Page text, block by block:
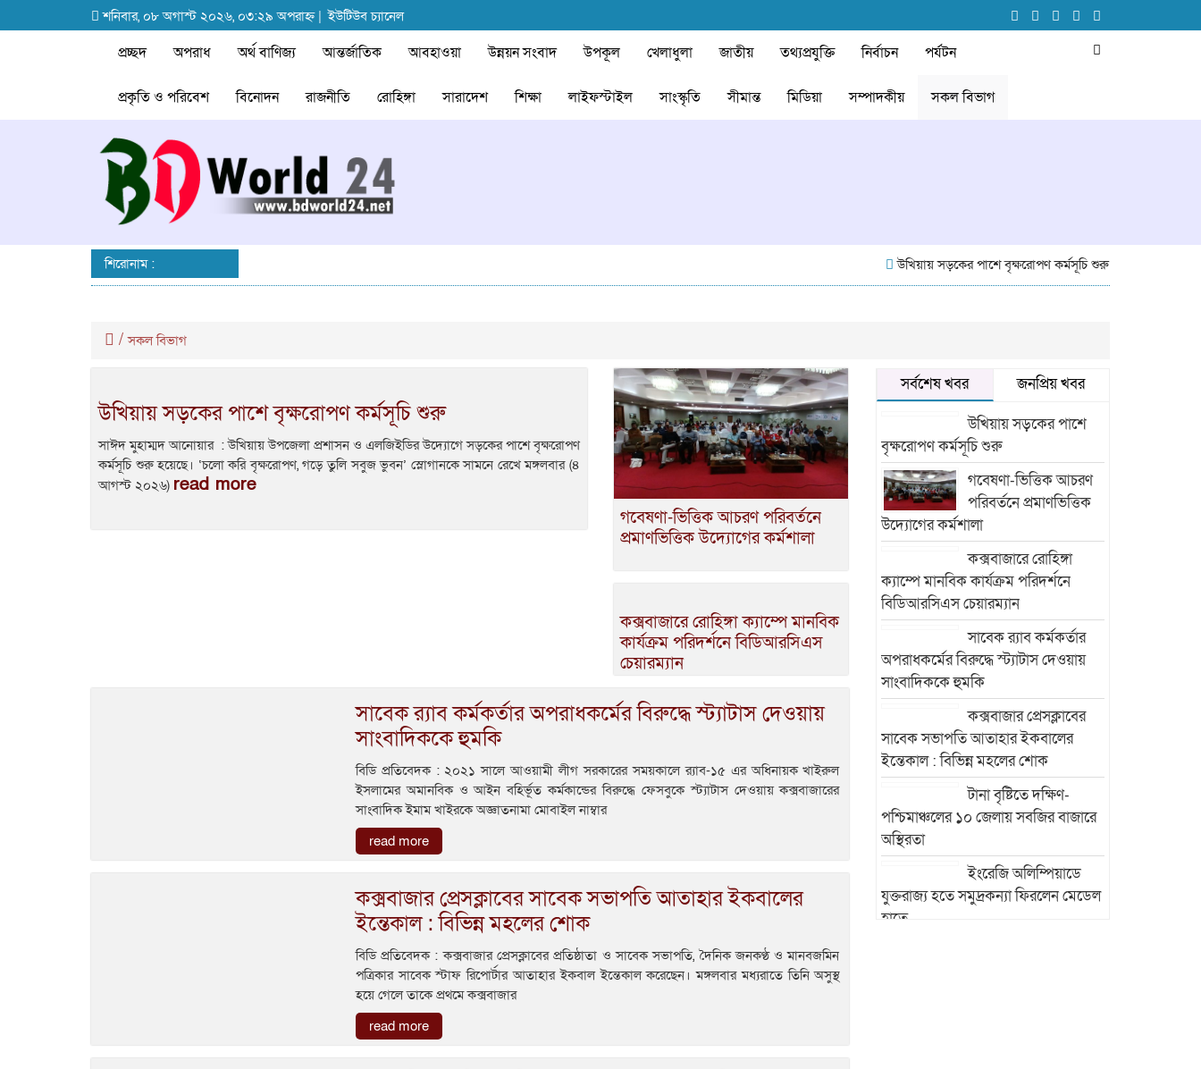
শনিবার, ০৮ অগাস্ট ২০২৬, ০৩:২৯ অপরাহ্ন | ইউটিউব চ্যানেল
প্রচ্ছদ অপরাধ অর্থ বাণিজ্য আন্তর্জাতিক আবহাওয়া উন্নয়ন সংবাদ উপকূল খেলাধুলা জাতীয় তথ্যপ্রযুক্তি নির্বাচন পর্যটন
প্রকৃতি ও পরিবেশ বিনোদন রাজনীতি রোহিঙ্গা সারাদেশ শিক্ষা লাইফস্টাইল সাংস্কৃতি সীমান্ত মিডিয়া সম্পাদকীয় সকল বিভাগ
শিরোনাম : উখিয়ায় সড়কের পাশে বৃক্ষরোপণ কর্মসূচি শুরু গবেষণা-ভিত্তিক
/সকল বিভাগ
উখিয়ায় সড়কের পাশে বৃক্ষরোপণ কর্মসূচি শুরু
সাঈদ মুহাম্মদ আনোয়ার : উখিয়ায় উপজেলা প্রশাসন ও এলজিইডির উদ্যোগে সড়কের পাশে বৃক্ষরোপণ
কর্মসূচি শুরু হয়েছে। ‘চলো করি বৃক্ষরোপণ, গড়ে তুলি সবুজ ভুবন’ স্লোগানকে সামনে রেখে মঙ্গলবার (৪
আগস্ট ২০২৬) read more
গবেষণা-ভিত্তিক আচরণ পরিবর্তনে
প্রমাণভিত্তিক উদ্যোগের কর্মশালা
কক্সবাজারে রোহিঙ্গা ক্যাম্পে মানবিক
কার্যক্রম পরিদর্শনে বিডিআরসিএস
চেয়ারম্যান
সাবেক র‍্যাব কর্মকর্তার অপরাধকর্মের বিরুদ্ধে স্ট্যাটাস দেওয়ায়
সাংবাদিককে হুমকি
বিডি প্রতিবেদক : ২০২১ সালে আওয়ামী লীগ সরকারের সময়কালে র‍্যাব-১৫ এর অধিনায়ক খাইরুল
ইসলামের অমানবিক ও আইন বহির্ভূত কর্মকান্ডের বিরুদ্ধে ফেসবুকে স্ট্যাটাস দেওয়ায় কক্সবাজারের
সাংবাদিক ইমাম খাইরকে অজ্ঞাতনামা মোবাইল নাম্বার
read more
কক্সবাজার প্রেসক্লাবের সাবেক সভাপতি আতাহার ইকবালের
ইন্তেকাল : বিভিন্ন মহলের শোক
বিডি প্রতিবেদক : কক্সবাজার প্রেসক্লাবের প্রতিষ্ঠাতা ও সাবেক সভাপতি, দৈনিক জনকণ্ঠ ও মানবজমিন
পত্রিকার সাবেক স্টাফ রিপোর্টার আতাহার ইকবাল ইন্তেকাল করেছেন। মঙ্গলবার মধ্যরাতে তিনি অসুস্থ
হয়ে গেলে তাকে প্রথমে কক্সবাজার
read more
সর্বশেষ খবর
জনপ্রিয় খবর
উখিয়ায় সড়কের পাশে
বৃক্ষরোপণ কর্মসূচি শুরু
গবেষণা-ভিত্তিক আচরণ
পরিবর্তনে প্রমাণভিত্তিক
উদ্যোগের কর্মশালা
কক্সবাজারে রোহিঙ্গা
ক্যাম্পে মানবিক কার্যক্রম পরিদর্শনে
বিডিআরসিএস চেয়ারম্যান
সাবেক র‍্যাব কর্মকর্তার
অপরাধকর্মের বিরুদ্ধে স্ট্যাটাস দেওয়ায়
সাংবাদিককে হুমকি
কক্সবাজার প্রেসক্লাবের
সাবেক সভাপতি আতাহার ইকবালের
ইন্তেকাল : বিভিন্ন মহলের শোক
টানা বৃষ্টিতে দক্ষিণ-
পশ্চিমাঞ্চলের ১০ জেলায় সবজির বাজারে
অস্থিরতা
ইংরেজি অলিম্পিয়াডে
যুক্তরাজ্য হতে সমুদ্রকন্যা ফিরলেন মেডেল
হাতে